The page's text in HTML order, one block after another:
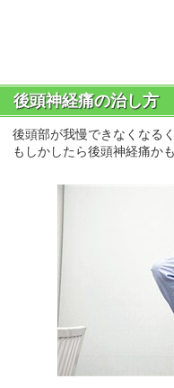
後頭神経痛の治し方
後頭部が我慢できなくなる
もしかしたら後頭神経痛か